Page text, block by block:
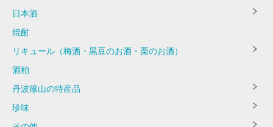
日本酒
焼酎
リキュール（梅酒・黒豆のお酒・栗のお酒）
酒粕
丹波篠山の特産品
珍味